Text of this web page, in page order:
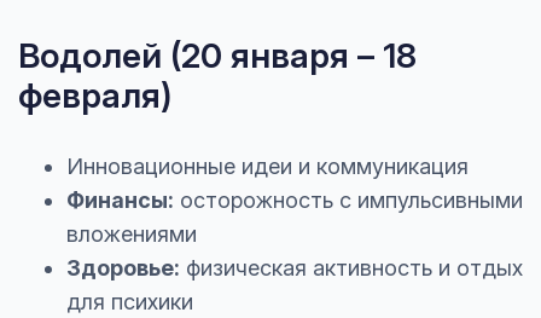
Водолей (20 января – 18
февраля)
Инновационные идеи и коммуникация
Финансы: осторожность с импульсивными
вложениями
Здоровье: физическая активность и отдых
для психики